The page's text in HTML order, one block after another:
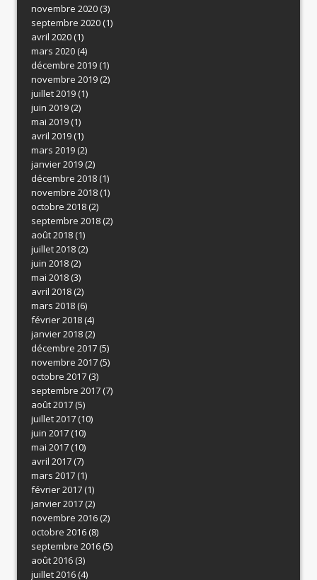
novembre 2020(3)
septembre 2020(1)
avril 2020(1)
mars 2020(4)
décembre 2019(1)
novembre 2019(2)
juillet 2019(1)
juin 2019(2)
mai 2019(1)
avril 2019(1)
mars 2019(2)
janvier 2019(2)
décembre 2018(1)
novembre 2018(1)
octobre 2018(2)
septembre 2018(2)
août 2018(1)
juillet 2018(2)
juin 2018(2)
mai 2018(3)
avril 2018(2)
mars 2018(6)
février 2018(4)
janvier 2018(2)
décembre 2017(5)
novembre 2017(5)
octobre 2017(3)
septembre 2017(7)
août 2017(5)
juillet 2017(10)
juin 2017(10)
mai 2017(10)
avril 2017(7)
mars 2017(1)
février 2017(1)
janvier 2017(2)
novembre 2016(2)
octobre 2016(8)
septembre 2016(5)
août 2016(3)
juillet 2016(4)